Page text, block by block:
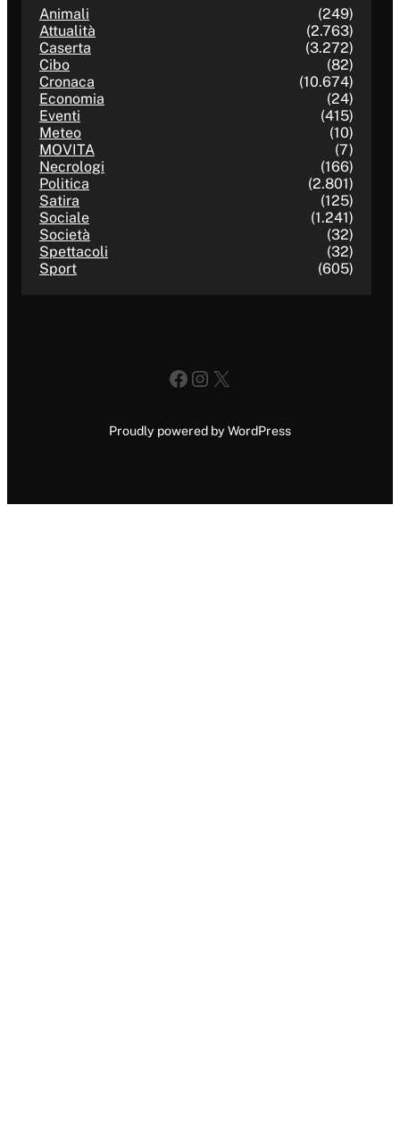
Animali
(249)
Attualità
(2.763)
Caserta
(3.272)
Cibo
(82)
Cronaca
(10.674)
Economia
(24)
Eventi
(415)
Meteo
(10)
MOVITA
(7)
Necrologi
(166)
Politica
(2.801)
Satira
(125)
Sociale
(1.241)
Società
(32)
Spettacoli
(32)
Sport
(605)
Facebook
Instagram
X
Proudly powered by WordPress